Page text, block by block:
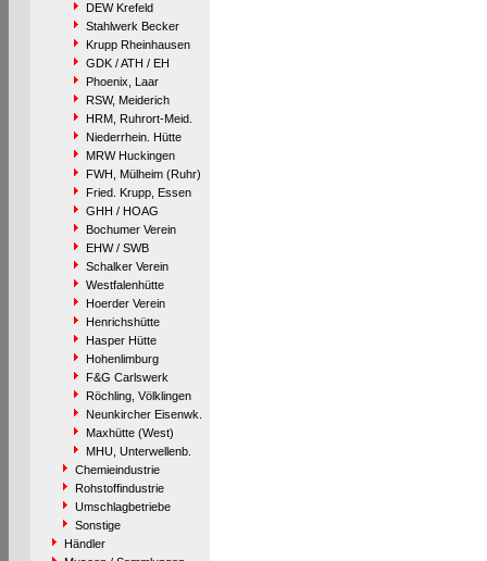
DEW Krefeld
Stahlwerk Becker
Krupp Rheinhausen
GDK / ATH / EH
Phoenix, Laar
RSW, Meiderich
HRM, Ruhrort-Meid.
Niederrhein. Hütte
MRW Huckingen
FWH, Mülheim (Ruhr)
Fried. Krupp, Essen
GHH / HOAG
Bochumer Verein
EHW / SWB
Schalker Verein
Westfalenhütte
Hoerder Verein
Henrichshütte
Hasper Hütte
Hohenlimburg
F&G Carlswerk
Röchling, Völklingen
Neunkircher Eisenwk.
Maxhütte (West)
MHU, Unterwellenb.
Chemieindustrie
Rohstoffindustrie
Umschlagbetriebe
Sonstige
Händler